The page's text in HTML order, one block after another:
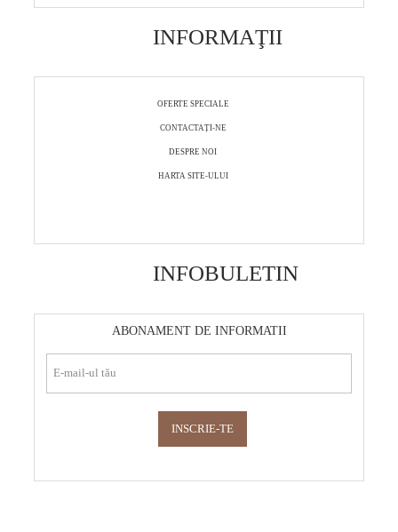
INFORMAŢII
OFERTE SPECIALE
CONTACTAȚI-NE
DESPRE NOI
HARTA SITE-ULUI
INFOBULETIN
ABONAMENT DE INFORMATII